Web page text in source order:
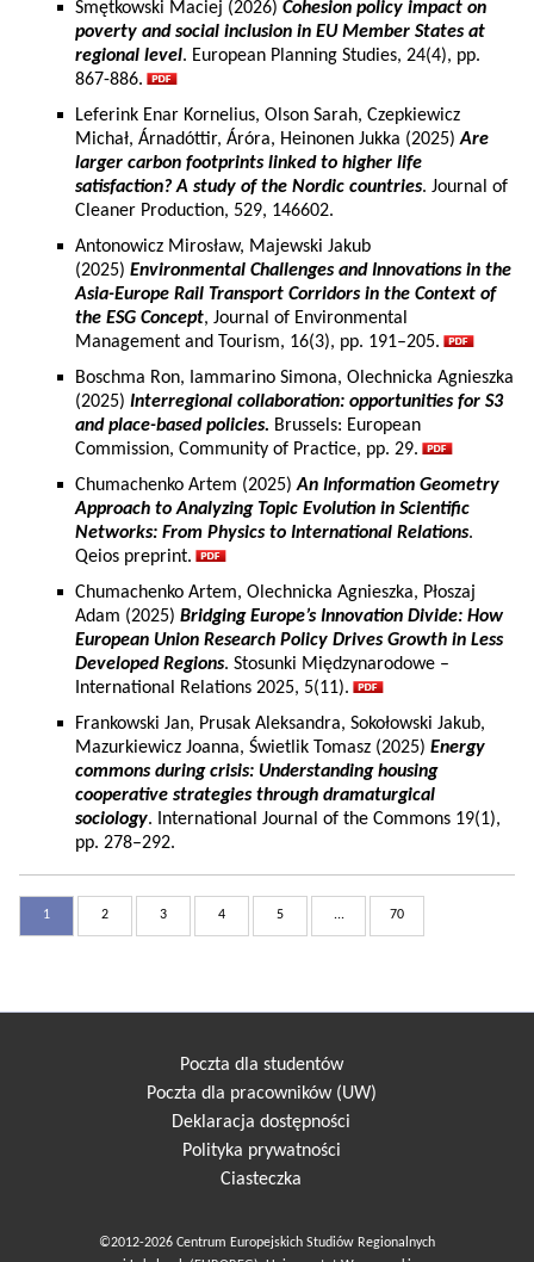
Smętkowski Maciej (2026) Cohesion policy impact on
poverty and social inclusion in EU Member States at
regional level. European Planning Studies, 24(4), pp.
867-886.
Leferink Enar Kornelius, Olson Sarah, Czepkiewicz
Michał, Árnadóttir, Áróra, Heinonen Jukka (2025)Are
larger carbon footprints linked to higher life
satisfaction? A study of the Nordic countries. Journal of
Cleaner Production, 529, 146602.
Antonowicz Mirosław, Majewski Jakub
(2025) Environmental Challenges and Innovations in the
Asia-Europe Rail Transport Corridors in the Context of
the ESG Concept, Journal of Environmental
Management and Tourism, 16(3), pp. 191–205.
Boschma Ron, Iammarino Simona, Olechnicka Agnieszka
(2025) Interregional collaboration: opportunities for S3
and place-based policies. Brussels: European
Commission, Community of Practice, pp. 29.
Chumachenko Artem (2025)An Information Geometry
Approach to Analyzing Topic Evolution in Scientific
Networks: From Physics to International Relations.
Qeios preprint.
Chumachenko Artem, Olechnicka Agnieszka, Płoszaj
Adam (2025) Bridging Europe’s Innovation Divide: How
European Union Research Policy Drives Growth in Less
Developed Regions. Stosunki Międzynarodowe –
International Relations 2025, 5(11).
Frankowski Jan, Prusak Aleksandra, Sokołowski Jakub,
Mazurkiewicz Joanna, Świetlik Tomasz (2025) Energy
commons during crisis: Understanding housing
cooperative strategies through dramaturgical
sociology. International Journal of the Commons 19(1),
pp. 278–292.
1 2 3 4 5 ... 70
Poczta dla studentów
Poczta dla pracowników (UW)
Deklaracja dostępności
Polityka prywatności
Ciasteczka
©2012-2026 Centrum Europejskich Studiów Regionalnych